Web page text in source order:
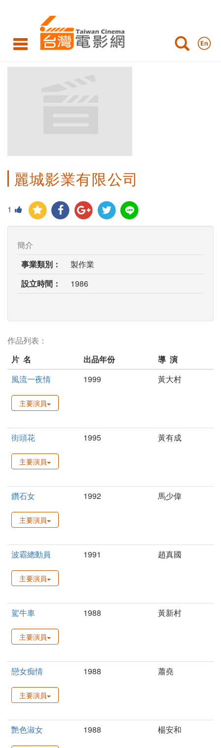
麗城影業有限公司
1
簡介
事業類別：
製作業
設立時間：
1986
作品列表：
片 名
出品年份
導 演
風流一夜情
1999 黃大村
主要演員
街頭花 1995 黃有成
主要演員
鑽石女 1992 馬少偉
主要演員
波霸總動員 1991 趙真國
主要演員
駕牛車 1988 黃新村
主要演員
戀女痴情 1988 蕭堯
主要演員
艷色淑女 1988 楊安和